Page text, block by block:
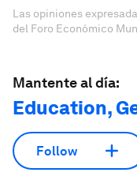
Las opiniones
del Foro Económico
Mantente al día:
Education,
Follow